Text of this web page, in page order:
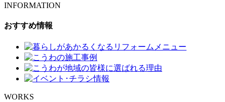
INFORMATION
おすすめ情報
WORKS